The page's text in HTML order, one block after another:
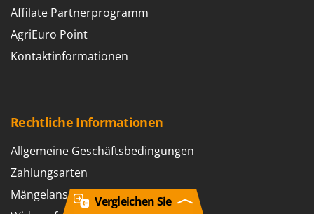
Affilate Partnerprogramm
AgriEuro Point
Kontaktinformationen
Rechtliche Informationen
Allgemeine Geschäftsbedingungen
Zahlungsarten
MängelanspruchVergleichen Sie